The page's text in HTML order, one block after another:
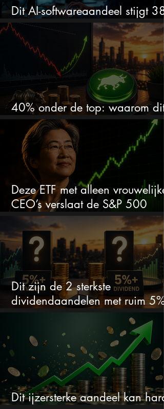
Dit AI-softwareaandeel stijgt
en zet de SaaS-crash op zijn
40% onder de top: waarom dit
aandeel weer interessant wordt
Deze ETF met alleen vrouwelijke
CEO’s verslaat de S&P 500
keihard
Dit zijn de 2 sterkste
dividendaandelen met ruim 5%
Dit ijzersterke aandeel kan hard